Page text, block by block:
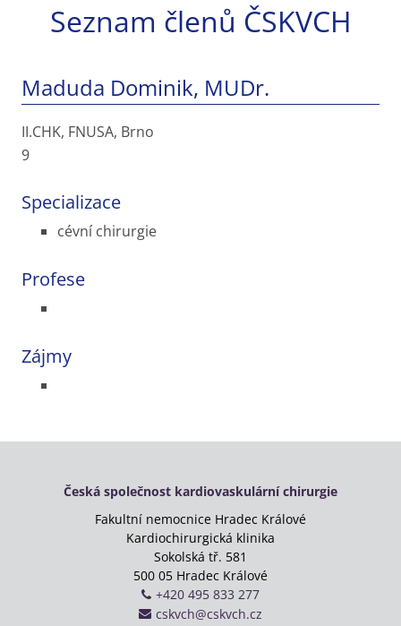
Seznam členů ČSKVCH
Maduda Dominik, MUDr.
II.CHK, FNUSA, Brno
9
Specializace
cévní chirurgie
Profese
Zájmy
Česká společnost kardiovaskulární chirurgie
Fakultní nemocnice Hradec Králové
Kardiochirurgická klinika
Sokolská tř. 581
500 05 Hradec Králové
+420 495 833 277
cskvch@cskvch.cz